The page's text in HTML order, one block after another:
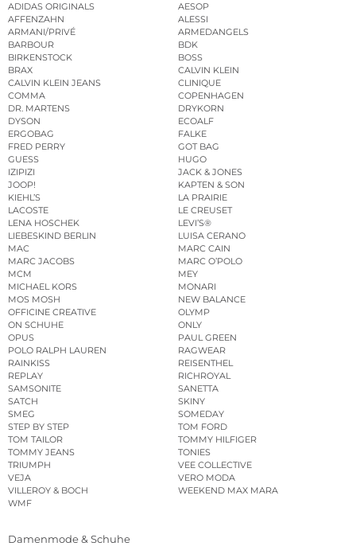
ADIDAS ORIGINALS
AESOP
AFFENZAHN
ALESSI
ARMANI/PRIVÉ
ARMEDANGELS
BARBOUR
BDK
BIRKENSTOCK
BOSS
BRAX
CALVIN KLEIN
CALVIN KLEIN JEANS
CLINIQUE
COMMA
COPENHAGEN
DR. MARTENS
DRYKORN
DYSON
ECOALF
ERGOBAG
FALKE
FRED PERRY
GOT BAG
GUESS
HUGO
IZIPIZI
JACK & JONES
JOOP!
KAPTEN & SON
KIEHL’S
LA PRAIRIE
LACOSTE
LE CREUSET
LENA HOSCHEK
LEVI’S®
LIEBESKIND BERLIN
LUISA CERANO
MAC
MARC CAIN
MARC JACOBS
MARC O’POLO
MCM
MEY
MICHAEL KORS
MONARI
MOS MOSH
NEW BALANCE
OFFICINE CREATIVE
OLYMP
ON SCHUHE
ONLY
OPUS
PAUL GREEN
POLO RALPH LAUREN
RAGWEAR
RAINKISS
REISENTHEL
REPLAY
RICHROYAL
SAMSONITE
SANETTA
SATCH
SKINY
SMEG
SOMEDAY
STEP BY STEP
TOM FORD
TOM TAILOR
TOMMY HILFIGER
TOMMY JEANS
TONIES
TRIUMPH
VEE COLLECTIVE
VEJA
VERO MODA
VILLEROY & BOCH
WEEKEND MAX MARA
WMF
Damenmode & Schuhe